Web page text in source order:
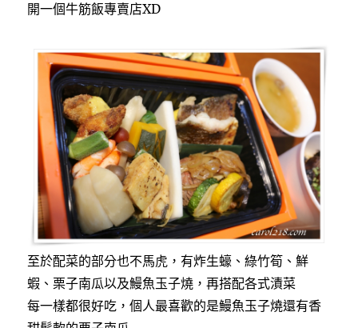
開一個牛筋飯專賣店XD
至於配菜的部分也不馬虎，有炸生蠔、綠竹筍、鮮
蝦、栗子南瓜以及鰻魚玉子燒，再搭配各式漬菜
每一樣都很好吃，個人最喜歡的是鰻魚玉子燒還有香